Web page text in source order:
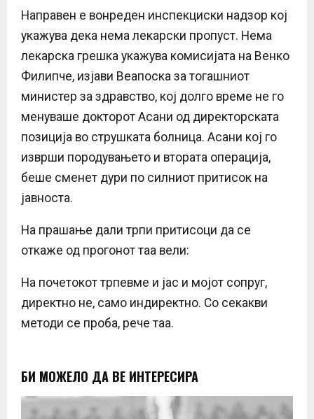
Направен е вонреден инспекциски надзор кој
укажува дека нема лекарски пропуст. Нема
лекарска грешка укажува комисијата на Венко
Филипче, изјави Веапоска за тогашниот
министер за здравство, кој долго време не го
менуваше докторот Асани од директорската
позиција во струшката болница. Асани кој го
изврши породувањето и втората операција,
беше сменет дури по силниот притисок на
јавноста.
На прашање дали трпи притисоци да се
откаже од прогонот таа вели:
На почетокот трпевме и јас и мојот сопруг,
директно не, само индиректно. Со секакви
методи се проба, рече таа.
БИ МОЖЕЛО ДА ВЕ ИНТЕРЕСИРА